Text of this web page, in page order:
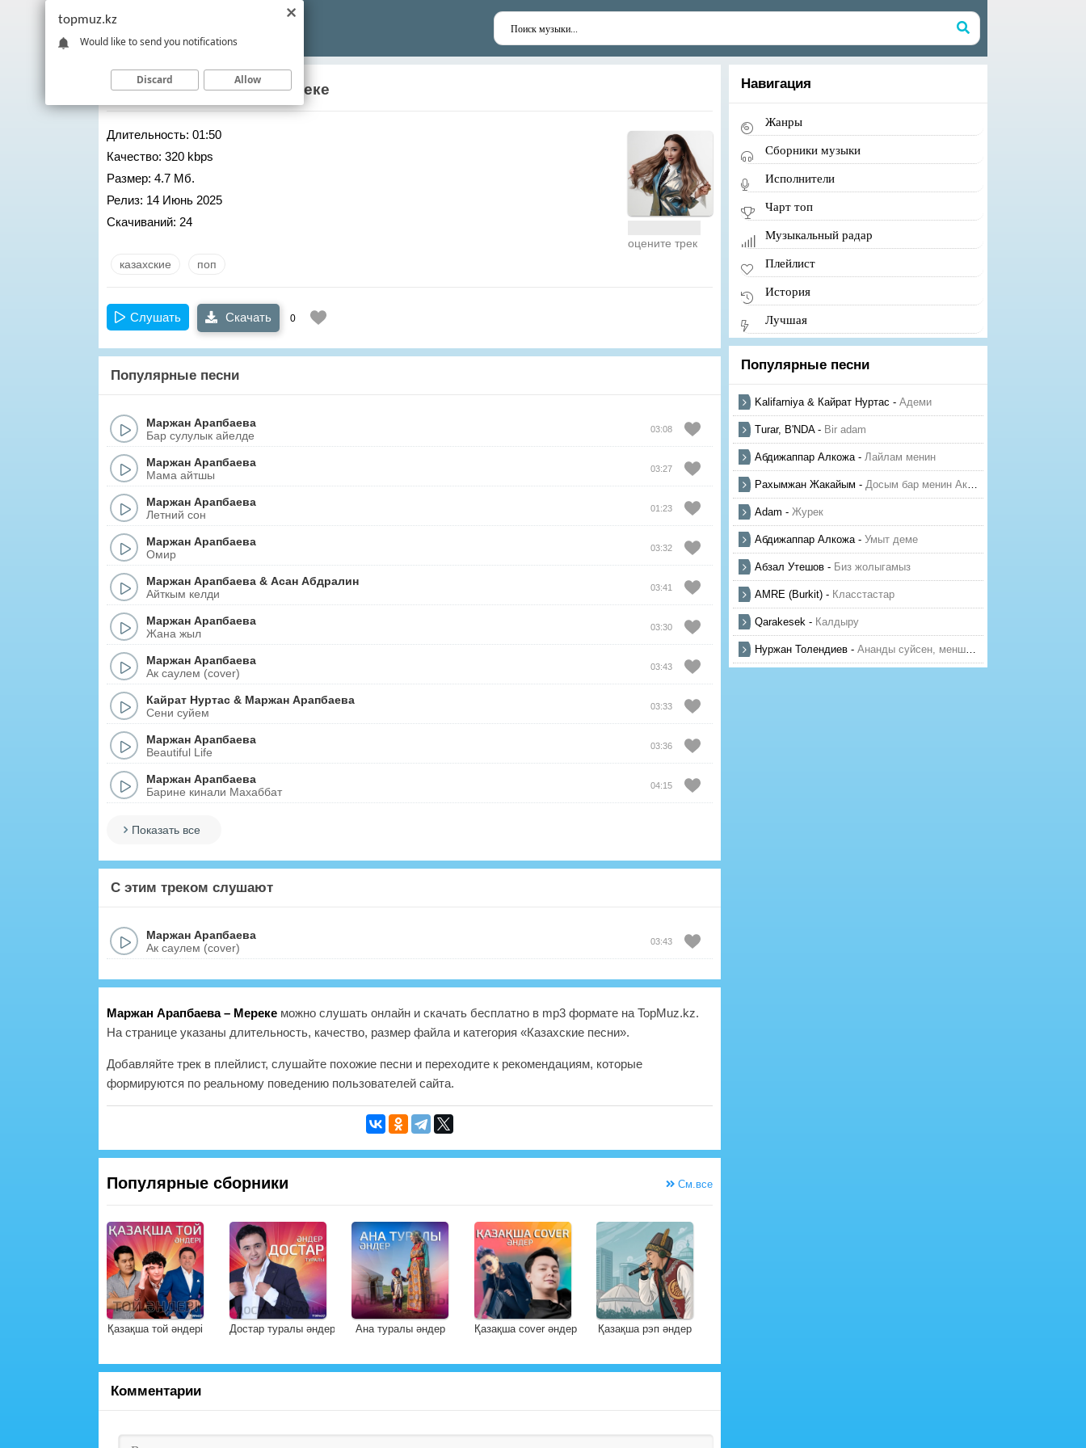
Маржан Арапбаева– Мереке
Длительность: 01:50
Качество: 320 kbps
Размер: 4.7 Мб.
Релиз: 14 Июнь 2025
Скачиваний: 24
оцените трек
казахские поп
Слушать Скачать 0
Популярные песни
Маржан Арапбаева
Бар сулулык айелде
03:08
Маржан Арапбаева
Мама айтшы
03:27
Маржан Арапбаева
Летний сон
01:23
Маржан Арапбаева
Омир
03:32
Маржан Арапбаева & Асан Абдралин
Айткым келди
03:41
Маржан Арапбаева
Жана жыл
03:30
Маржан Арапбаева
Ак саулем (cover)
03:43
Кайрат Нуртас & Маржан Арапбаева
Сени суйем
03:33
Маржан Арапбаева
Beautiful Life
03:36
Маржан Арапбаева
Барине кинали Махаббат
04:15
Показать все
С этим треком слушают
Маржан Арапбаева
Ак саулем (cover)
03:43
Маржан Арапбаева – Мереке можно слушать онлайн и скачать бесплатно в mp3 формате на TopMuz.kz.
На странице указаны длительность, качество, размер файла и категория «Казахские песни».
Добавляйте трек в плейлист, слушайте похожие песни и переходите к рекомендациям, которые
формируются по реальному поведению пользователей сайта.
Популярные сборники См.все
Қазақша той әндері Достар туралы әндер Ана туралы әндер Қазақша cover әндер Қазақша рэп әндер
Комментарии
Навигация
Жанры
Сборники музыки
Исполнители
Чарт топ
Музыкальный радар
Плейлист
История
Лучшая
Популярные песни
Kalifarniya & Кайрат Нуртас - Адеми
Turar, B'NDA- Bir adam
Абдижаппар Алкожа- Лайлам менин
Рахымжан Жакайым - Досым бар менин Актауда
Adam - Журек
Абдижаппар Алкожа- Умыт деме
Абзал Утешов - Биз жолыгамыз
AMRE (Burkit) - Класстастар
Qarakesek - Калдыру
Нуржан Толендиев - Ананды суйсен, менше суй
topmuz.kz
Would like to send you notifications
Discard Allow